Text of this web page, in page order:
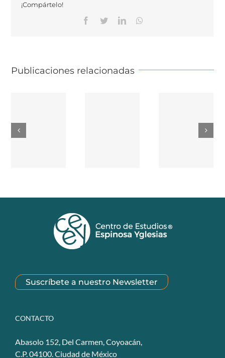
¡Compártelo!
Facebook
TwitterLinkedinWhatsapp
Publicaciones relacionadas
Suscríbete a nuestro Newsletter
CONTACTO
Abasolo 152, Del Carmen, Coyoacán,
C.P. 04100. Ciudad de México